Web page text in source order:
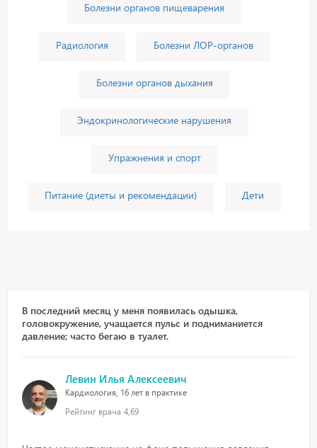
Болезни органов пищеварения
Радиология Болезни ЛОР-органов
Болезни органов дыхания
Эндокринологические нарушения
Упражнения и спорт
Питание (диеты и рекомендации) Дети
В последний месяц у меня появилась одышка,
головокружение, учащается пульс и подниманиется
давление; часто бегаю в туалет.
Левин Илья Алексеевич
Кардиология, 16 лет в практике
Рейтинг врача 4,69